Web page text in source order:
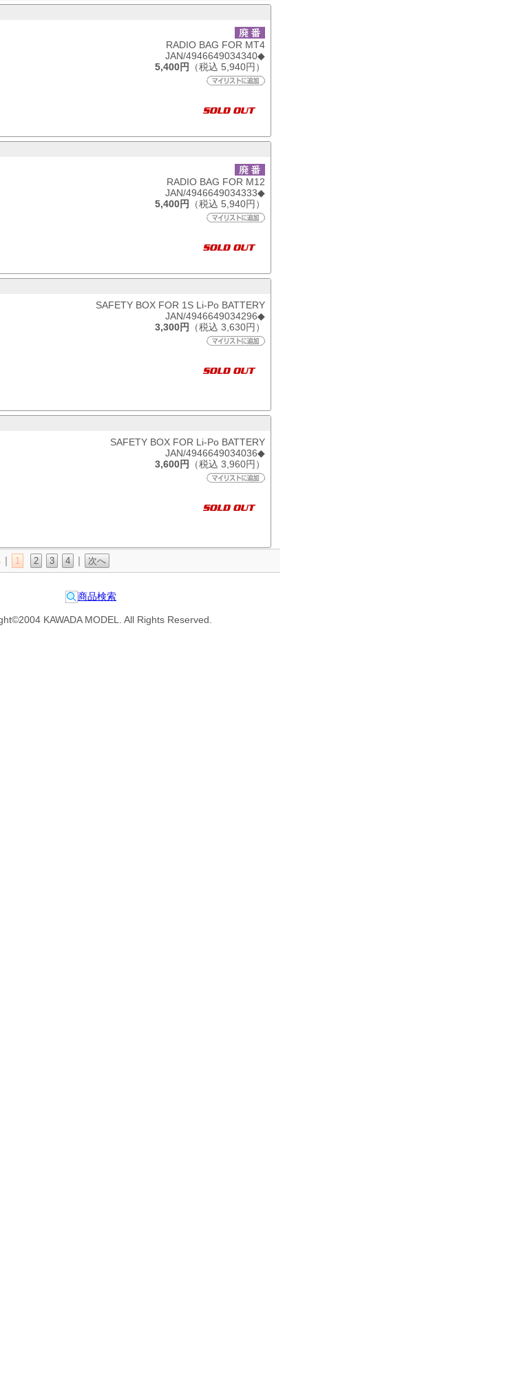
RADIO BAG FOR MT4
JAN/4946649034340◆
5,400円
（税込 5,940円）
RADIO BAG FOR M12
JAN/4946649034333◆
5,400円
（税込 5,940円）
SAFETY BOX FOR 1S Li-Po BATTERY
JAN/4946649034296◆
3,300円
（税込 3,630円）
SAFETY BOX FOR Li-Po BATTERY
JAN/4946649034036◆
3,600円
（税込 3,960円）
1 2 3 4 ｜ 次へ
商品検索
KAWADA MODEL. All Rights Reserved.